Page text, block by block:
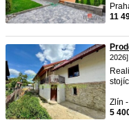
11
2026]
Zlín
5